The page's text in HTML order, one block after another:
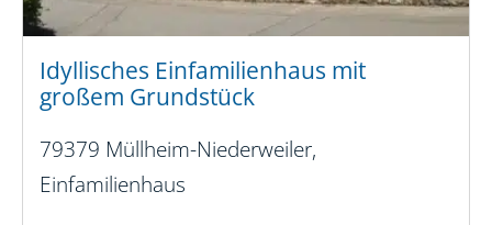
Idyllisches Einfamilienhaus mit
großem Grundstück
79379 Müllheim-Niederweiler,
Einfamilienhaus